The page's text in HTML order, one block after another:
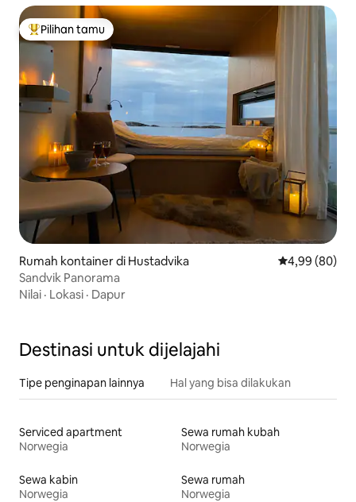
Pilihan tamu terpopuler
Pilihan tamu
Rumah kontainer di Hustadvika Nilai rata-rata
4,99 (80)
Sandvik Panorama
Nilai · Lokasi · Dapur
Destinasi untuk dijelajahi
Tipe penginapan lainnya Hal yang bisa dilakukan
Serviced apartment
Norwegia
Sewa rumah kubah
Norwegia
Sewa kabin
Norwegia
Sewa rumah
Norwegia